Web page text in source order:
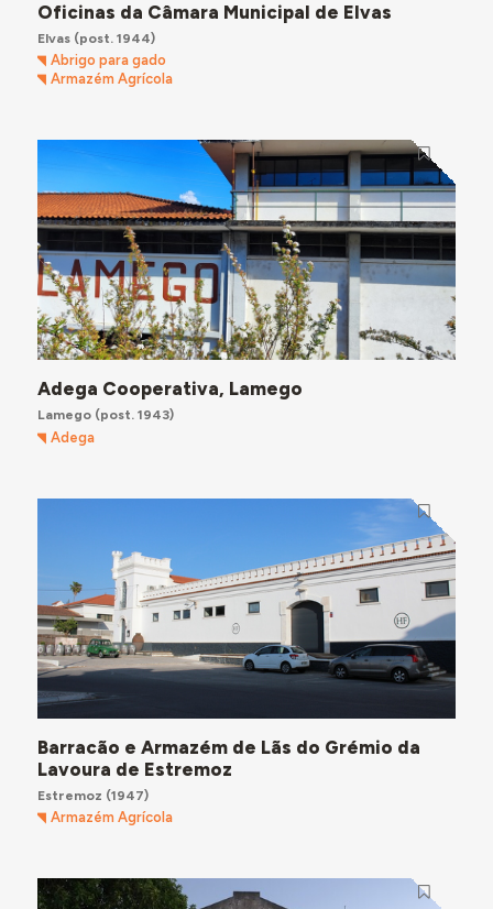
Oficinas da Câmara Municipal de Elvas
Elvas(post. 1944)
Abrigo para gado
Armazém Agrícola
Adega Cooperativa, Lamego
Lamego(post. 1943)
Adega
Barracão e Armazém de Lãs do Grémio da
Lavoura de Estremoz
Estremoz (1947)
Armazém Agrícola